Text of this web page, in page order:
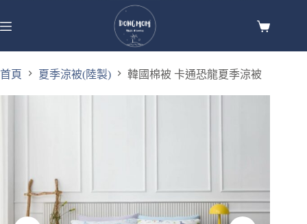
首頁 夏季涼被(陸製) 韓國棉被 卡通恐龍夏季涼被